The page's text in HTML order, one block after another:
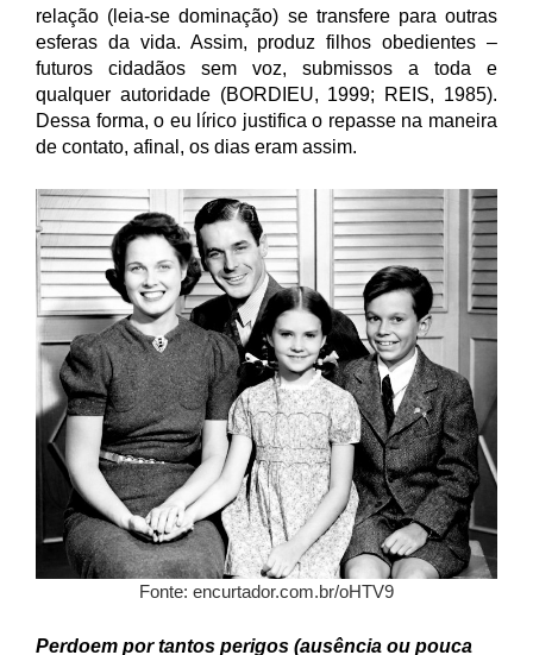
relação (leia-se dominação) se transfere para outras
esferas da vida. Assim, produz filhos obedientes –
futuros cidadãos sem voz, submissos a toda e
qualquer autoridade (BORDIEU, 1999; REIS, 1985).
Dessa forma, o eu lírico justifica o repasse na maneira
de contato, afinal, os dias eram assim.
Fonte: encurtador.com.br/oHTV9
Perdoem por tantos perigos (ausência ou pouca